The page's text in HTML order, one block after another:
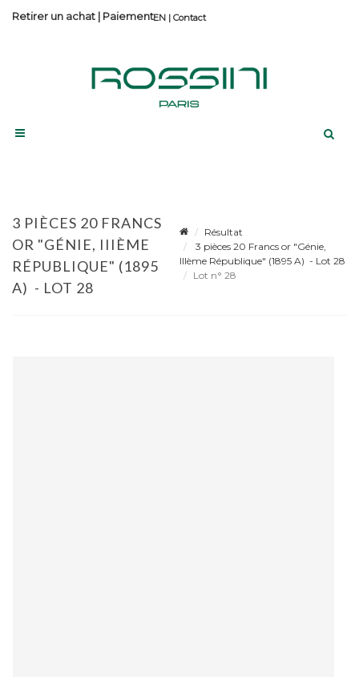
Contact
Retirer un achat | Paiement
3 PIÈCES 20 FRANCS
OR "GÉNIE, IIIÈME
RÉPUBLIQUE" (1895
A) - LOT 28
Résultat
3 pièces 20 Francs or "Génie,
IIIème République" (1895 A) - Lot 28
Lot n° 28